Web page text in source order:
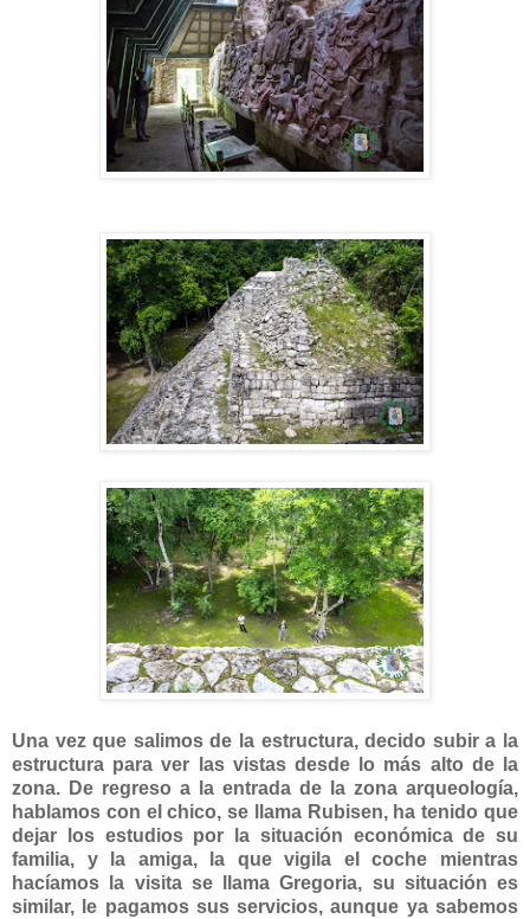
Una vez que salimos de la estructura, decido subir a la
estructura para ver las vistas desde lo más alto de la
zona. De regreso a la entrada de la zona arqueología,
hablamos con el chico, se llama Rubisen, ha tenido que
dejar los estudios por la situación económica de su
familia, y la amiga, la que vigila el coche mientras
hacíamos la visita se llama Gregoria, su situación es
similar, le pagamos sus servicios, aunque ya sabemos